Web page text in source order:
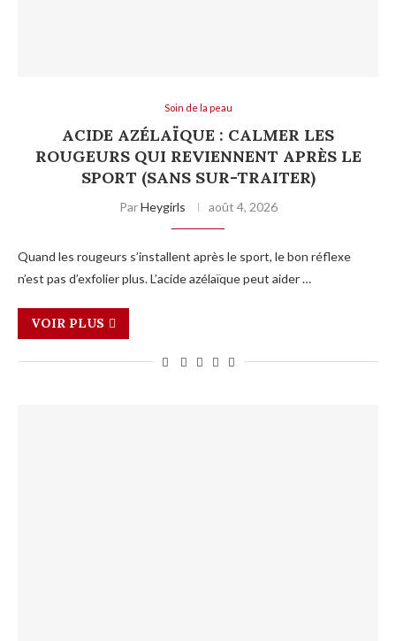
Soin de la peau
ACIDE AZÉLAÏQUE : CALMER LES
ROUGEURS QUI REVIENNENT APRÈS LE
SPORT (SANS SUR-TRAITER)
ParHeygirls août 4, 2026
Quand les rougeurs s’installent après le sport, le bon réflexe
n’est pas d’exfolier plus. L’acide azélaïque peut aider …
VOIR PLUS